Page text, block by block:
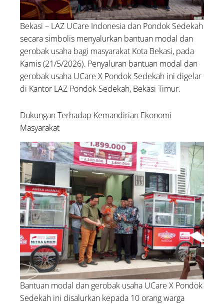
Bekasi – LAZ UCare Indonesia dan Pondok Sedekah
secara simbolis menyalurkan bantuan modal dan
gerobak usaha bagi masyarakat Kota Bekasi, pada
Kamis (21/5/2026). Penyaluran bantuan modal dan
gerobak usaha UCare X Pondok Sedekah ini digelar
di Kantor LAZ Pondok Sedekah, Bekasi Timur.
Dukungan Terhadap Kemandirian Ekonomi
Masyarakat
Bantuan modal dan gerobak usaha UCare X Pondok
Sedekah ini disalurkan kepada 10 orang warga